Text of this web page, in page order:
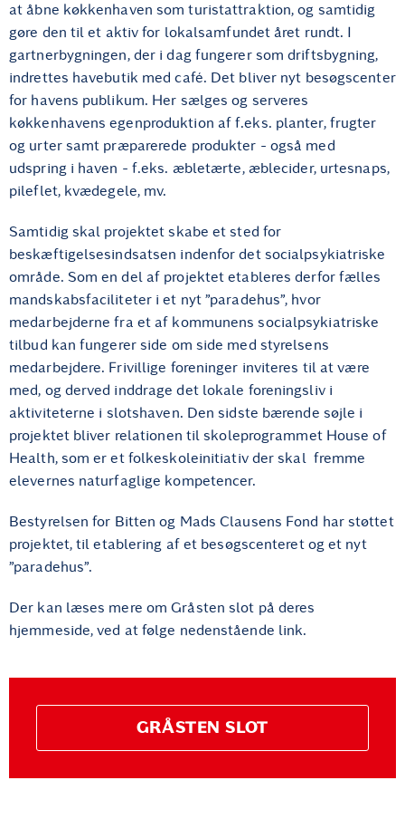
at åbne køkkenhaven som turistattraktion, og samtidig
gøre den til et aktiv for lokalsamfundet året rundt. I
gartnerbygningen, der i dag fungerer som driftsbygning,
indrettes havebutik med café. Det bliver nyt besøgscenter
for havens publikum. Her sælges og serveres
køkkenhavens egenproduktion af f.eks. planter, frugter
og urter samt præparerede produkter - også med
udspring i haven - f.eks. æbletærte, æblecider, urtesnaps,
pileflet, kvædegele, mv.
Samtidig skal projektet skabe et sted for
beskæftigelsesindsatsen indenfor det socialpsykiatriske
område. Som en del af projektet etableres derfor fælles
mandskabsfaciliteter i et nyt ”paradehus”, hvor
medarbejderne fra et af kommunens socialpsykiatriske
tilbud kan fungerer side om side med styrelsens
medarbejdere. Frivillige foreninger inviteres til at være
med, og derved inddrage det lokale foreningsliv i
aktiviteterne i slotshaven. Den sidste bærende søjle i
projektet bliver relationen til skoleprogrammet House of
Health, som er et folkeskoleinitiativ der skal fremme
elevernes naturfaglige kompetencer.
Bestyrelsen for Bitten og Mads Clausens Fond har støttet
projektet, til etablering af et besøgscenteret og et nyt
”paradehus”.
Der kan læses mere om Gråsten slot på deres
hjemmeside, ved at følge nedenstående link.
GRÅSTEN SLOT